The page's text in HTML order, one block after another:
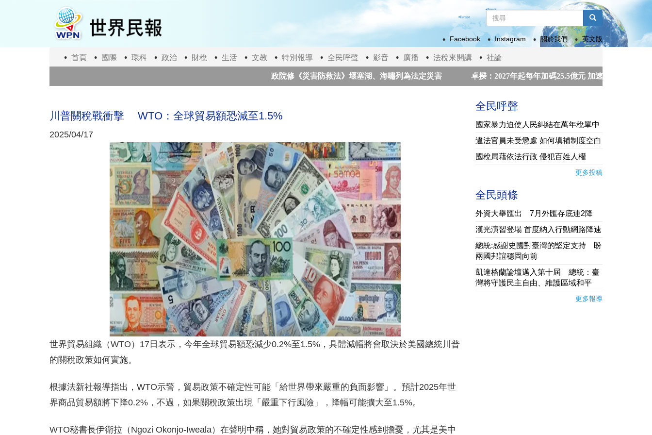
搜
尋
表
單
搜尋
Facebook
Instagram 關於我們 英文版
首頁 國際 環科 政治 財稅 生活 文教 特別報導 全民呼聲 影音 廣播 法稅來開講 社論
政院修《災害防救法》堰塞湖、海嘯列為法定災害 卓揆：2027年起每年加碼25.5億元 加速商圈、市場轉型升
川普關稅戰衝擊 WTO：全球貿易額恐減至1.5%
2025/04/17
世界貿易組織（WTO）17日表示，今年全球貿易額恐減少0.2%至1.5%，具體減幅將會取決於美國總統川普
的關稅政策如何實施。
根據法新社報導指出，WTO示警，貿易政策不確定性可能「給世界帶來嚴重的負面影響」。預計2025年世
界商品貿易額將下降0.2%，不過，如果關稅政策出現「嚴重下行風險」，降幅可能擴大至1.5%。
WTO秘書長伊衛拉（Ngozi Okonjo-Iweala）在聲明中稱，她對貿易政策的不確定性感到擔憂，尤其是美中
全民呼聲
國家暴力迫使人民糾結在萬年稅單中
違法官員未受懲處 如何填補制度空白
國稅局藉依法行政 侵犯百姓人權
更多投稿
全民頭條
外資大舉匯出 7月外匯存底連2降
漢光演習登場 首度納入行動網路降速
總統:感謝史國對臺灣的堅定支持 盼
兩國邦誼穩固向前
凱達格蘭論壇邁入第十屆 總統：臺
灣將守護民主自由、維護區域和平
更多報導